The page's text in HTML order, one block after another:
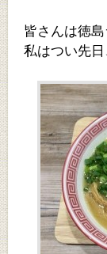
皆さんは徳
私はつい先